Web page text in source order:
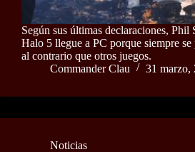
Según sus últimas declaraciones, Phil
Halo 5 llegue a PC porque siempre
al contrario que otros juegos.
Commander Clau
31 marzo,
Noticias